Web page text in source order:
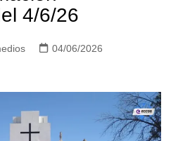
4/6/26
04/06/2026